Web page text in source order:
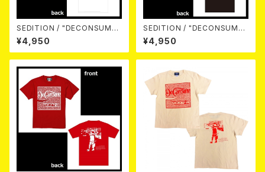
SEDITION / "DECONSUME"
S/S Tee （White）M size
¥4,950
SEDITION / "DECONSUME"
S/S Tee （Black）
¥4,950